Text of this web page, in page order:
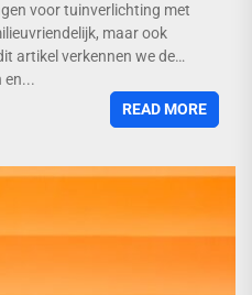
voor tuinverlichting met
maar ook
artikel verkennen we de
en...
READ MORE